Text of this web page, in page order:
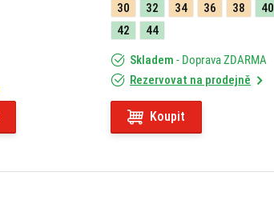
30
32 34 36 38
40
42
44
Skladem - Doprava ZDARMA
Rezervovat na prodejně
Koupit